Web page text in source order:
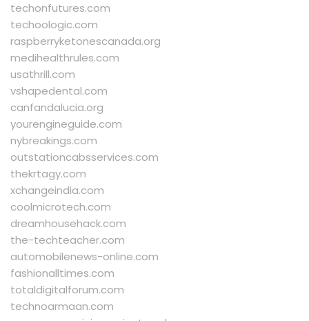
techonfutures.com
techoologic.com
raspberryketonescanada.org
medihealthrules.com
usathrill.com
vshapedental.com
canfandalucia.org
yourengineguide.com
nybreakings.com
outstationcabsservices.com
thekrtagy.com
xchangeindia.com
coolmicrotech.com
dreamhousehack.com
the-techteacher.com
automobilenews-online.com
fashionalltimes.com
totaldigitalforum.com
technoarmaan.com